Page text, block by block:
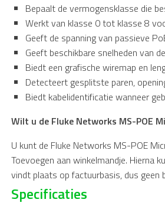
Bepaalt de vermogensklasse die
Werkt van klasse 0 tot klasse 8
Geeft de spanning van passieve
Geeft beschikbare snelheden van
Biedt een grafische wiremap en
Detecteert gesplitste paren,
Biedt kabelidentificatie wanneer
Wilt u de Fluke Networks MS-POE
U kunt de Fluke Networks MS-POE
Toevoegen aan winkelmandje. Hierna
vindt plaats op factuurbasis, dus geen
Specificaties